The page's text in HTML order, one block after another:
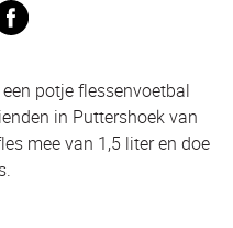
potje flessenvoetbal
in Puttershoek van
mee van 1,5 liter en doe